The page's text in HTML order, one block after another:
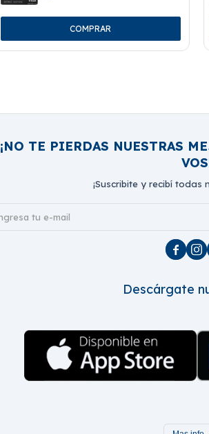
¡NO TE PIERDAS NUESTRAS
¡Suscribite y recibí todas
 
Descárgate